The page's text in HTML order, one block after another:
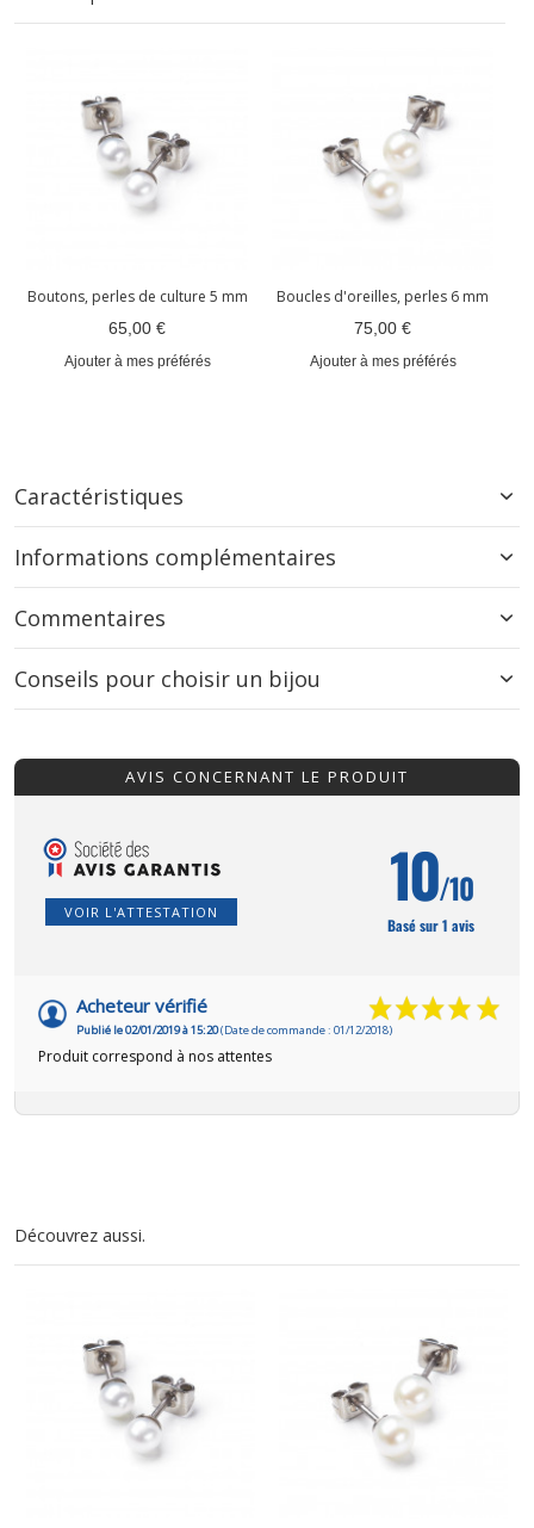
Boutons, perles de culture 5 mm
65,00 €
Ajouter à mes préférés
Boucles d'oreilles, perles 6 mm
75,00 €
Ajouter à mes préférés
Caractéristiques
Informations complémentaires
Commentaires
Conseils pour choisir un bijou
AVIS CONCERNANT LE PRODUIT
VOIR L'ATTESTATION 10/10
Basé sur 1 avis
Acheteur vérifié
Publié le 02/01/2019 à 15:20(Date de commande : 01/12/2018)
Produit correspond à nos attentes
Découvrez aussi.